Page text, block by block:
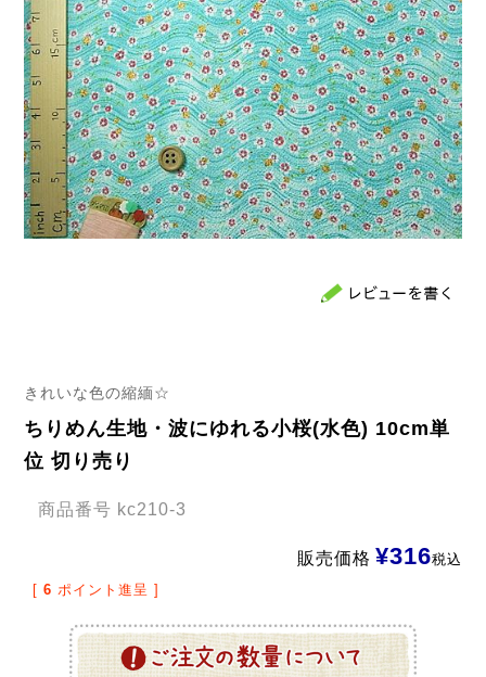
きれいな色の縮緬☆
ちりめん生地・波にゆれる小桜(水色) 10cm単
位 切り売り
商品番号 kc210-3
販売価格 ¥316税込
[ 6 ポイント進呈 ]